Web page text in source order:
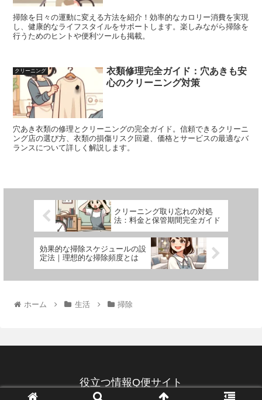
掃除を日々の運動に変える方法を紹介！効率的なカロリー消費を実現
し、健康的なライフスタイルをサポートします。楽しみながら掃除を
行うためのヒントや便利ツールも掲載。
クリーニング
衣類修理完全ガイド：穴あきも安
心のクリーニング対策
穴あき衣類の修理とクリーニングの完全ガイド。信頼できるクリーニ
ング店の選び方、衣類の損傷リスク回避、価格とサービスの最適なバ
ランスについて詳しく解説します。
クリーニング取り忘れの対処
法：料金と保管期間完全ガイド
効果的な掃除スケジュールの設
定法｜理想的な掃除頻度とは
ホーム 生活 掃除
役立つ情報Q便サイト